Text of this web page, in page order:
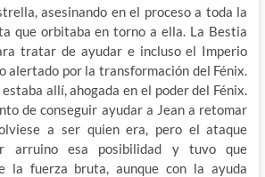
asesinando en el proceso a toda la
que orbitaba en torno a ella. La Bestia
tratar de ayudar e incluso el Imperio
alertado por la transformación del Fénix.
allí, ahogada en el poder del Fénix.
de conseguir ayudar a Jean a retomar
a ser quien era, pero el ataque
arruino esa posibilidad y tuvo que
la fuerza bruta, aunque con la ayuda